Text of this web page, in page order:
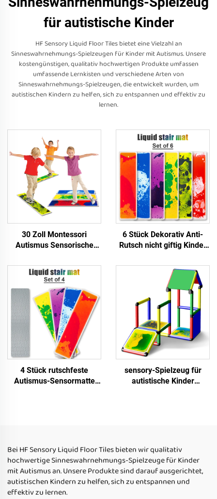
für autistische Kinder
HF Sensory Liquid Floor Tiles bietet eine Vielzahl an
Sinneswahrnehmungs-Spielzeugen für Kinder mit Autismus. Unsere
kostengünstigen, qualitativ hochwertigen Produkte umfassen
umfassende Lernkisten und verschiedene Arten von
Sinneswahrnehmungs-Spielzeugen, die entwickelt wurden, um
autistischen Kindern zu helfen, sich zu entspannen und effektiv zu
lernen.
30 Zoll Montessori
Autismus Sensorische
pädagogische Flüssigkeit
Treppenbodenmatte 1pcs
sensorische Spielzeug für
autistische Kinder
6 Stück Dekorativ Anti-
Rutsch nicht giftig Kinder
Bodenmatte sensorische
Spielzeug für autistische
Kinder
4 Stück rutschfeste
Autismus-Sensormatte
sensory-Spielzeug für
autistische Kinder
Flüssigflächenfliesen für
Kinder
Bei HF Sensory Liquid Floor Tiles bieten wir qualitativ
hochwertige Sinneswahrnehmungs-Spielzeuge für Kinder
mit Autismus an. Unsere Produkte sind darauf ausgerichtet,
autistischen Kindern zu helfen, sich zu entspannen und
effektiv zu lernen.